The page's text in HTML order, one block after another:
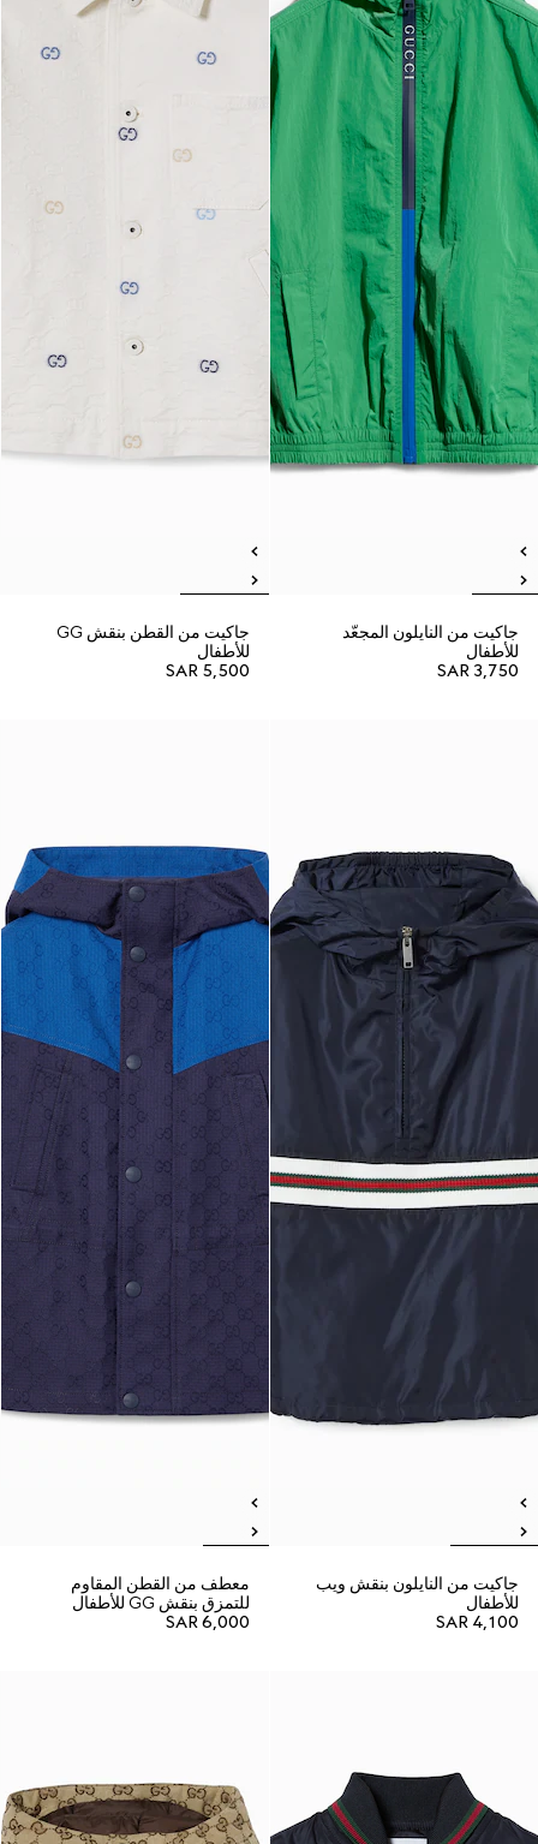
جاكيت من النايلون المجعّد
للأطفال
SAR 3,750
جاكيت من القطن بنقش GG
للأطفال
SAR 5,500
جاكيت من النايلون بنقش ويب
للأطفال
SAR 4,100
معطف من القطن المقاوم
للتمزق بنقش GG للأطفال
SAR 6,000